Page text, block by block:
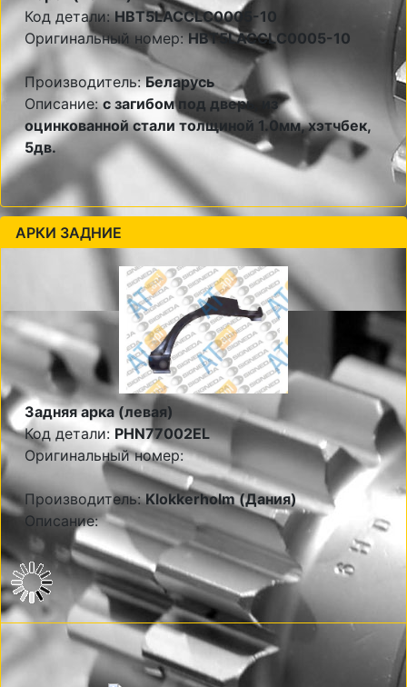
Код детали:HBT5LACCLC0005-10
Оригинальный номер:HBT5LACCLC0005-10
Производитель:Беларусь
Описание:с загибом под дверь, из
оцинкованной стали толщиной 1.0мм, хэтчбек,
5дв.
АРКИ ЗАДНИЕ
Задняя арка (левая)
Код детали: PHN77002EL
Оригинальный номер:
Производитель:Klokkerholm (Дания)
Описание: